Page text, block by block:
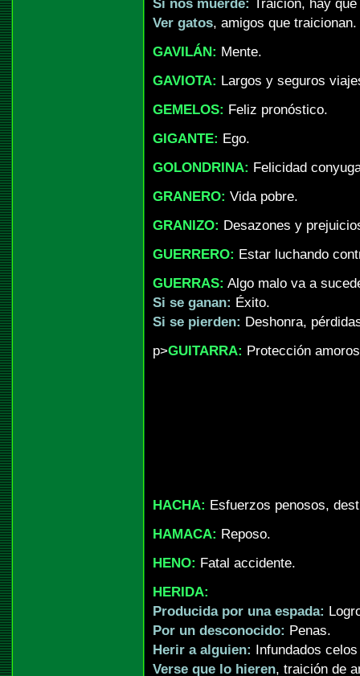
Si nos muerde: Traición, hay
Ver gatos, amigos que traicionan.
GAVILÁN: Mente.
GAVIOTA: Largos y seguros
GEMELOS: Feliz pronóstico.
GIGANTE: Ego.
GOLONDRINA: Felicidad
GRANERO: Vida pobre.
GRANIZO: Desazones y
GUERRERO: Estar luchando
GUERRAS: Algo malo va a
Si se ganan: Éxito.
Si se pierden: Deshonra,
p>GUITARRA: Protección
HACHA: Esfuerzos penosos,
HAMACA: Reposo.
HENO: Fatal accidente.
HERIDA:
Producida por una espada:
Por un desconocido: Penas.
Herir a alguien: Infundados
Verse que lo hieren, traición de